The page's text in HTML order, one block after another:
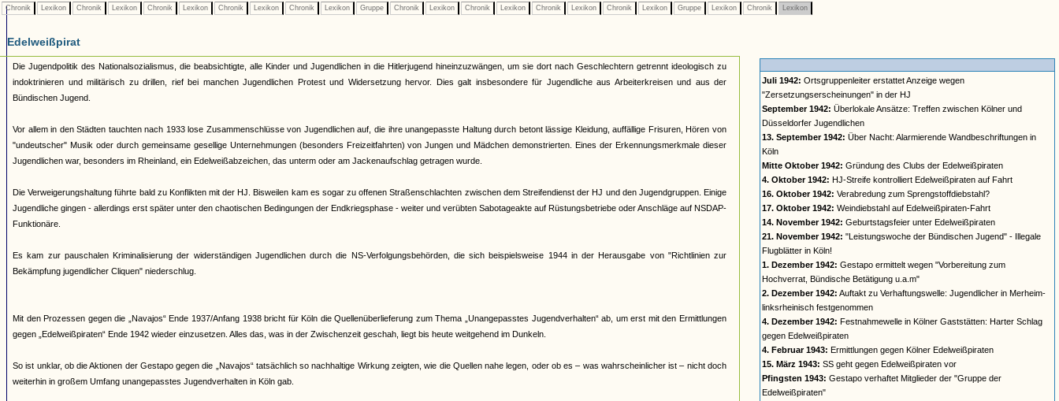
Chronik Lexikon Chronik Lexikon Chronik Lexikon Chronik Lexikon Chronik Lexikon Gruppe Chronik Lexikon Chronik Lexikon Chronik Lexikon Chronik Lexikon Gruppe Lexikon Chronik Lexikon
Edelweißpirat
Die Jugendpolitik des Nationalsozialismus, die beabsichtigte, alle Kinder und Jugendlichen in die Hitlerjugend hineinzuzwängen, um sie dort nach Geschlechtern getrennt ideologisch zu
indoktrinieren und militärisch zu drillen, rief bei manchen Jugendlichen Protest und Widersetzung hervor. Dies galt insbesondere für Jugendliche aus Arbeiterkreisen und aus der
Bündischen Jugend.
Vor allem in den Städten tauchten nach 1933 lose Zusammenschlüsse von Jugendlichen auf, die ihre unangepasste Haltung durch betont lässige Kleidung, auffällige Frisuren, Hören von
"undeutscher" Musik oder durch gemeinsame gesellige Unternehmungen (besonders Freizeitfahrten) von Jungen und Mädchen demonstrierten. Eines der Erkennungsmerkmale dieser
Jugendlichen war, besonders im Rheinland, ein Edelweißabzeichen, das unterm oder am Jackenaufschlag getragen wurde.
Die Verweigerungshaltung führte bald zu Konflikten mit der HJ. Bisweilen kam es sogar zu offenen Straßenschlachten zwischen dem Streifendienst der HJ und den Jugendgruppen. Einige
Jugendliche gingen - allerdings erst später unter den chaotischen Bedingungen der Endkriegsphase - weiter und verübten Sabotageakte auf Rüstungsbetriebe oder Anschläge auf NSDAP-
Funktionäre.
Es kam zur pauschalen Kriminalisierung der widerständigen Jugendlichen durch die NS-Verfolgungsbehörden, die sich beispielsweise 1944 in der Herausgabe von "Richtlinien zur
Bekämpfung jugendlicher Cliquen" niederschlug.
Mit den Prozessen gegen die „Navajos“ Ende 1937/Anfang 1938 bricht für Köln die Quellenüberlieferung zum Thema „Unangepasstes Jugendverhalten“ ab, um erst mit den Ermittlungen
gegen „Edelweißpiraten“ Ende 1942 wieder einzusetzen. Alles das, was in der Zwischenzeit geschah, liegt bis heute weitgehend im Dunkeln.
So ist unklar, ob die Aktionen der Gestapo gegen die „Navajos“ tatsächlich so nachhaltige Wirkung zeigten, wie die Quellen nahe legen, oder ob es – was wahrscheinlicher ist – nicht doch
weiterhin in großem Umfang unangepasstes Jugendverhalten in Köln gab.
Juli 1942: Ortsgruppenleiter erstattet Anzeige wegen
"Zersetzungserscheinungen" in der HJ
September 1942: Überlokale Ansätze: Treffen zwischen Kölner und
Düsseldorfer Jugendlichen
13. September 1942: Über Nacht: Alarmierende Wandbeschriftungen in
Köln
Mitte Oktober 1942: Gründung des Clubs der Edelweißpiraten
4. Oktober 1942: HJ-Streife kontrolliert Edelweißpiraten auf Fahrt
16. Oktober 1942: Verabredung zum Sprengstoffdiebstahl?
17. Oktober 1942: Weindiebstahl auf Edelweißpiraten-Fahrt
14. November 1942: Geburtstagsfeier unter Edelweißpiraten
21. November 1942: "Leistungswoche der Bündischen Jugend" - Illegale
Flugblätter in Köln!
1. Dezember 1942: Gestapo ermittelt wegen "Vorbereitung zum
Hochverrat, Bündische Betätigung u.a.m"
2. Dezember 1942: Auftakt zu Verhaftungswelle: Jugendlicher in Merheim-
linksrheinisch festgenommen
4. Dezember 1942: Festnahmewelle in Kölner Gaststätten: Harter Schlag
gegen Edelweißpiraten
4. Februar 1943: Ermittlungen gegen Kölner Edelweißpiraten
15. März 1943: SS geht gegen Edelweißpiraten vor
Pfingsten 1943: Gestapo verhaftet Mitglieder der "Gruppe der
Edelweißpiraten"